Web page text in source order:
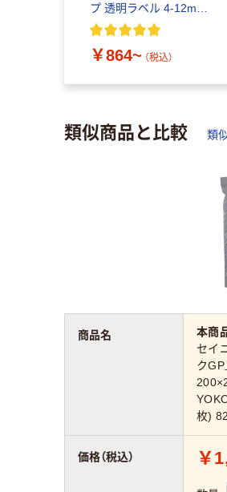
プ 透明ラベル 4-12mm
幅 （黒文字）
￥864~ （税込）
類似商品と比較 類
本商
セイ
クGP
枚)
￥
商品名
価格（税込）